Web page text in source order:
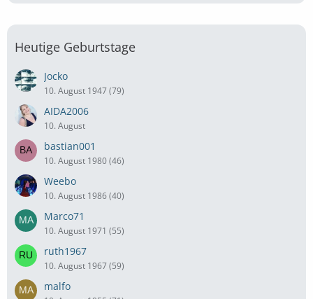
Heutige Geburtstage
Jocko
10. August 1947 (79)
AIDA2006
10. August
bastian001
10. August 1980 (46)
Weebo
10. August 1986 (40)
Marco71
10. August 1971 (55)
ruth1967
10. August 1967 (59)
malfo